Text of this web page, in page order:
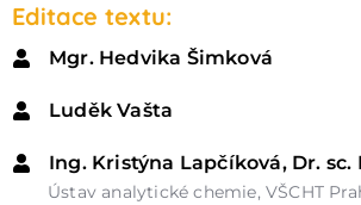
Editace textu:
Mgr. Hedvika Šimková
Luděk Vašta
Ing. Kristýna Lapčíková, Dr. sc.
Ústav analytické chemie, VŠCHT